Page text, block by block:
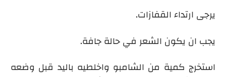
يرجى ارتداء القفازات.
يجب ان يكون الشعر في حالة جافة.
استخرج كمية من الشامبو واخلطيه باليد قبل وضعه